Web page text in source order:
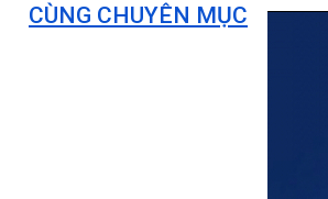
CÙNG CHUYÊN MỤC